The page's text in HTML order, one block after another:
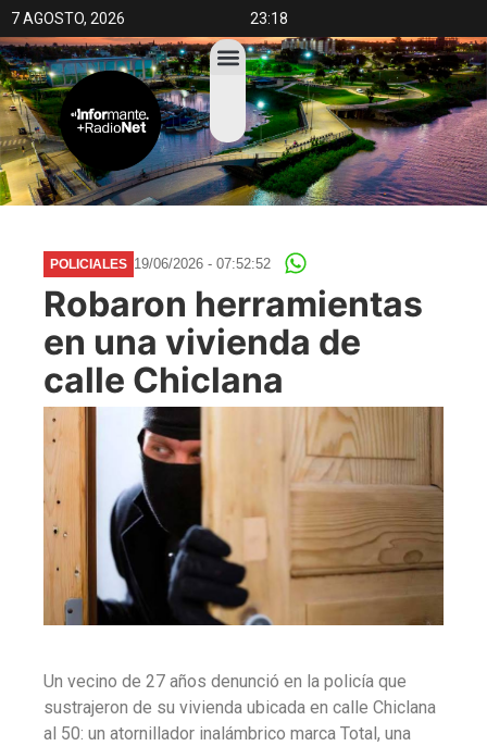
7 AGOSTO, 2026 23:18
POLICIALES 19/06/2026 - 07:52:52
Robaron herramientas
en una vivienda de
calle Chiclana
Un vecino de 27 años denunció en la policía que
sustrajeron de su vivienda ubicada en calle Chiclana
al 50: un atornillador inalámbrico marca Total, una